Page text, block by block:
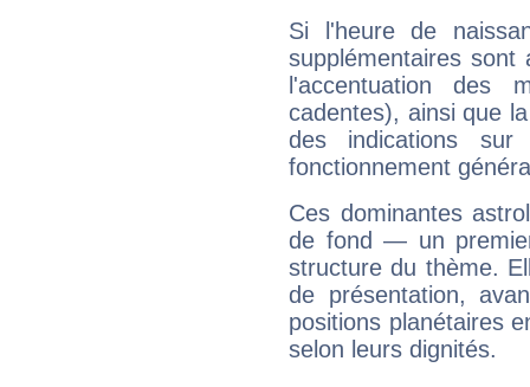
Si l'heure de
supplémentaires sont
l'accentuation des
cadentes), ainsi que
des indications sur
fonctionnement
Ces dominantes
de fond — un
structure du thème.
de présentation,
positions planétaires
selon leurs dignités.